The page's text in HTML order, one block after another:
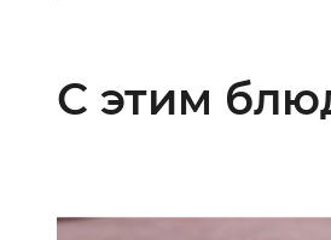
С этим